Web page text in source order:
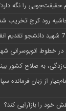
را نگه
رود کرج تخریب
به صلاح کشور
از زبان فرمانده
خود را بازآرایی کند؟